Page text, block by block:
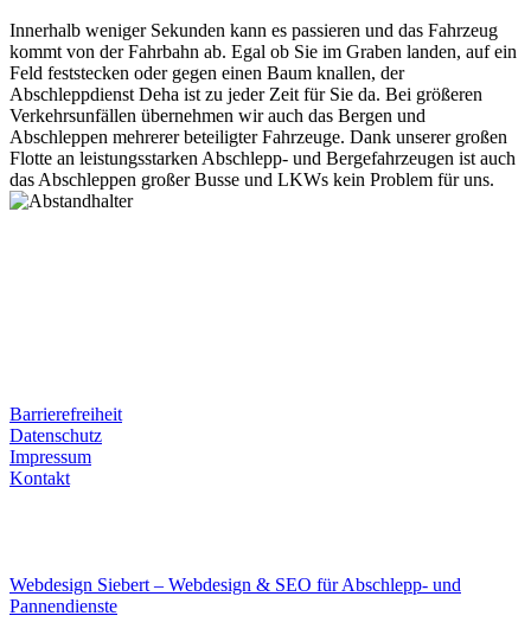
Innerhalb weniger Sekunden kann es passieren und das Fahrzeug
kommt von der Fahrbahn ab. Egal ob Sie im Graben landen, auf ein
Feld feststecken oder gegen einen Baum knallen, der
Abschleppdienst Deha ist zu jeder Zeit für Sie da. Bei größeren
Verkehrsunfällen übernehmen wir auch das Bergen und
Abschleppen mehrerer beteiligter Fahrzeuge. Dank unserer großen
Flotte an leistungsstarken Abschlepp- und Bergefahrzeugen ist auch
das Abschleppen großer Busse und LKWs kein Problem für uns.
Barrierefreiheit
Datenschutz
Impressum
Kontakt
Webdesign Siebert – Webdesign & SEO für Abschlepp- und
Pannendienste